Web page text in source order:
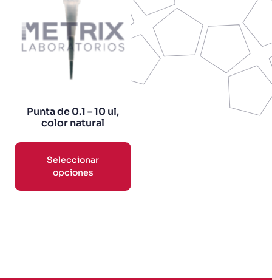
Punta de 0.1 – 10 ul,
color natural
Seleccionar
opciones